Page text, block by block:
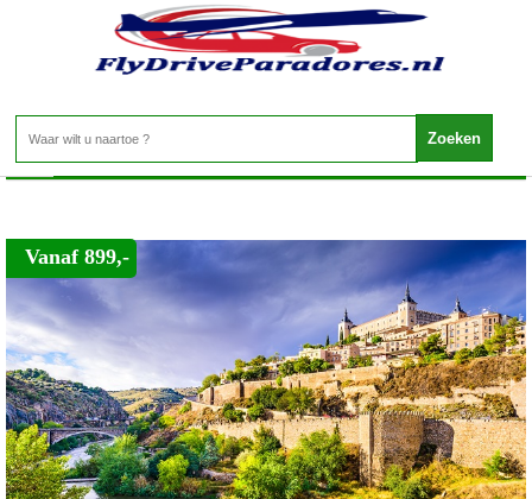
Spanje - Paradores Spanje
Home>
Vanaf 899,-